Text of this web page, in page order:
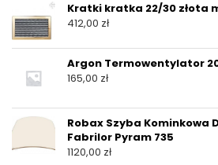
Kratki kratka 22/30 złota
412,00 zł
Argon Termowentylator
165,00 zł
Robax Szyba Kominkowa
Fabrilor Pyram 735
1120,00 zł